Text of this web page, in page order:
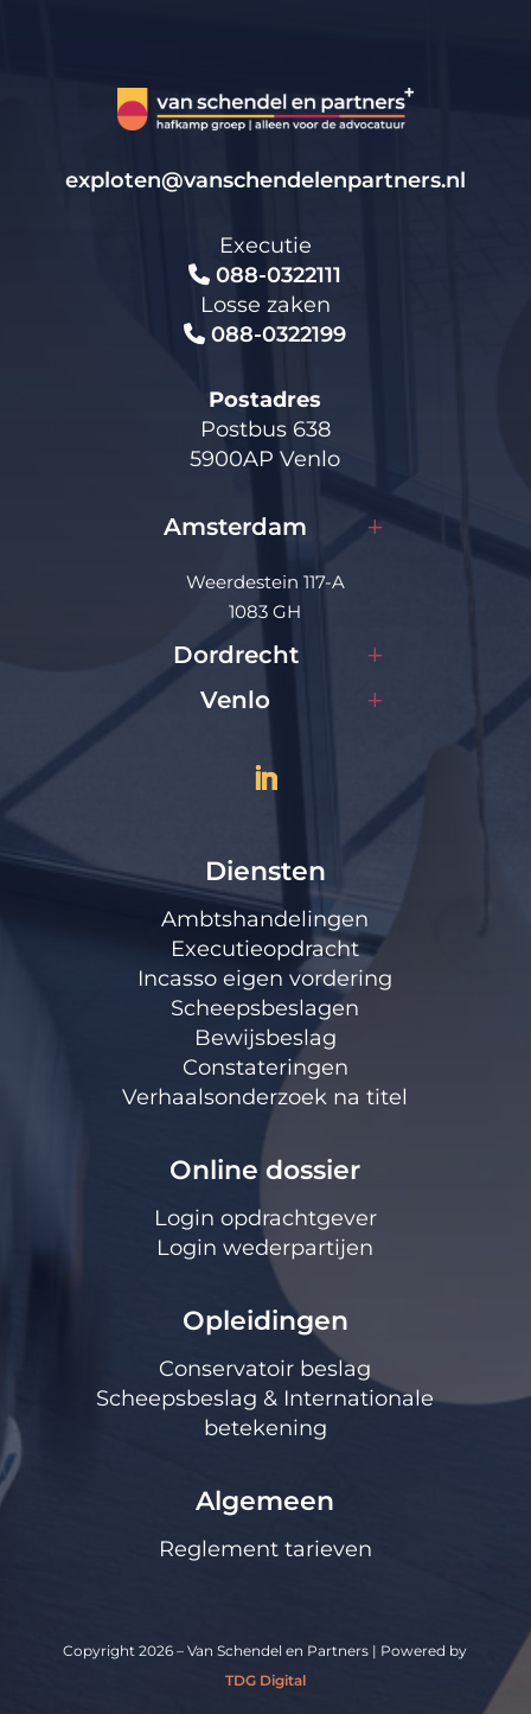
exploten@vanschendelenpartners.nl
Executie
088-0322111
Losse zaken
088-0322199
Postadres
Postbus 638
5900AP Venlo
Amsterdam
Weerdestein 117-A
1083 GH
Dordrecht
Venlo
Diensten
Ambtshandelingen
Executieopdracht
Incasso eigen vordering
Scheepsbeslagen
Bewijsbeslag
Constateringen
Verhaalsonderzoek na titel
Online dossier
Login opdrachtgever
Login wederpartijen
Opleidingen
Conservatoir beslag
Scheepsbeslag & Internationale
betekening
Algemeen
Reglement tarieven
Copyright 2026 – Van Schendel en Partners | Powered by
TDG Digital